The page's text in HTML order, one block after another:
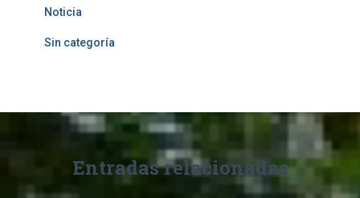
Noticia
Sin categoría
Entradas relacionadas